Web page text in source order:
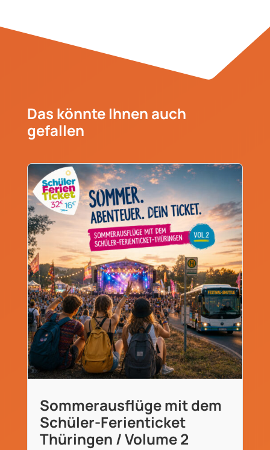
Das könnte Ihnen auch
gefallen
Sommerausflüge mit dem
Schüler-Ferienticket
Thüringen / Volume 2